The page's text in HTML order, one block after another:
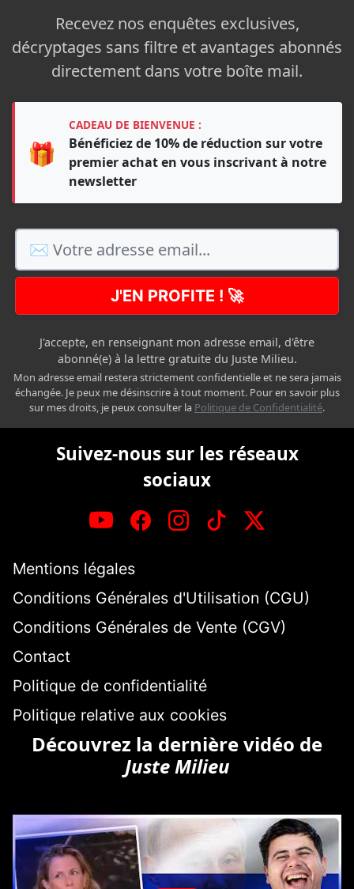
Recevez nos enquêtes exclusives,
décryptages sans filtre et avantages abonnés
directement dans votre boîte mail.
🎁
CADEAU DE BIENVENUE :
Bénéficiez de 10% de réduction sur votre
premier achat en vous inscrivant à notre
newsletter
J'EN PROFITE ! 🚀
J'accepte, en renseignant mon adresse email, d'être
abonné(e) à la lettre gratuite du Juste Milieu.
Mon adresse email restera strictement confidentielle et ne sera jamais
échangée. Je peux me désinscrire à tout moment. Pour en savoir plus
sur mes droits, je peux consulter la Politique de Confidentialité.
Suivez-nous sur les réseaux
sociaux
Mentions légales
Conditions Générales d'Utilisation (CGU)
Conditions Générales de Vente (CGV)
Contact
Politique de confidentialité
Politique relative aux cookies
Découvrez la dernière vidéo de
Juste Milieu